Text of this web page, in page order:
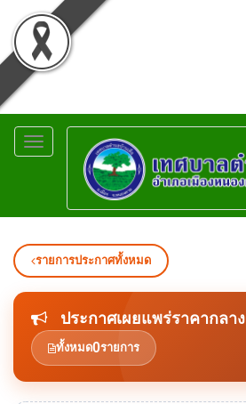
Toggle
navigation
รายการประกาศทั้งหมด
ประกาศเผยแพร่ราคากลาง
ทั้งหมด0รายการ